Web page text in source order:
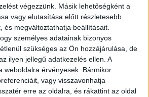
végezzünk. Másik lehetőségként a
vagy elutasítása előtt részletesebb
és megváltoztathatja beállításait.
személyes adatainak bizonyos
szükséges az Ön hozzájárulása, de
ilyen jellegű adatkezelés ellen. A
weboldalra érvényesek. Bármikor
vagy visszavonhatja
erre az oldalra, és rákattint az oldal